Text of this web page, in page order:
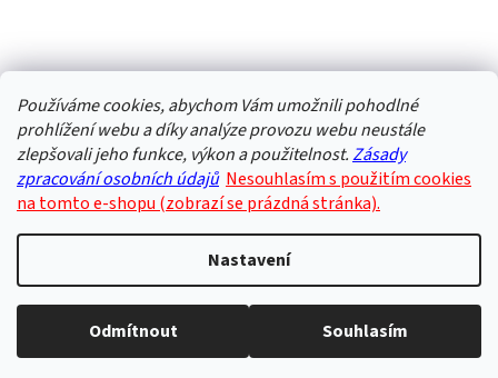
Používáme cookies, abychom Vám umožnili pohodlné
prohlížení webu a díky analýze provozu webu neustále
zlepšovali jeho funkce, výkon a použitelnost.Zásady
zpracování osobních údajů Nesouhlasím s použitím cookies
na tomto e-shopu (zobrazí se prázdná stránka).
Nastavení
Odmítnout Souhlasím